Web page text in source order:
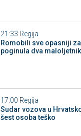
21:33 Regija
Romobili sve opasniji
poginula dva
17:00 Regija
Sudar vozova u
šest osoba teško